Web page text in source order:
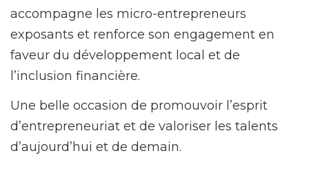
accompagne les micro-entrepreneurs
exposants et renforce son engagement en
faveur du développement local et de
l’inclusion financière.
Une belle occasion de promouvoir l’esprit
d’entrepreneuriat et de valoriser les talents
d’aujourd’hui et de demain.